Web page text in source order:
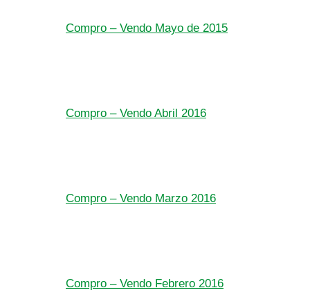
Compro – Vendo Mayo de 2015
Compro – Vendo Abril 2016
Compro – Vendo Marzo 2016
Compro – Vendo Febrero 2016